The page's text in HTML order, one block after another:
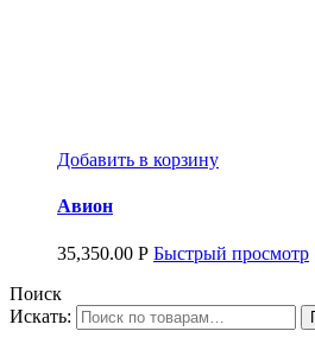
Добавить в корзину
Авион
35,350.00 Р Быстрый просмотр
Поиск
Искать: